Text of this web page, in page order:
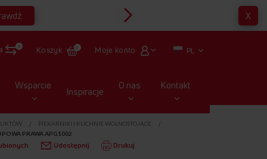
X
0 Koszyk 0 Moje konto PL
Wsparcie Inspiracje O nas Kontakt
PIEKARNIKI I KUCHNIE WOLNOSTOJĄCE
PRAWA APG1002
Udostępnij Drukuj